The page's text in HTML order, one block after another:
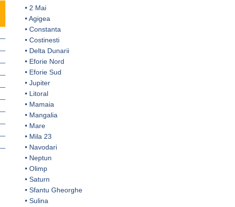
• 2 Mai
•Agigea
• Constanta
• Costinesti
• Delta Dunarii
• Eforie Nord
• Eforie Sud
• Jupiter
• Litoral
• Mamaia
• Mangalia
• Mare
• Mila 23
• Navodari
• Neptun
• Olimp
• Saturn
• Sfantu Gheorghe
• Sulina